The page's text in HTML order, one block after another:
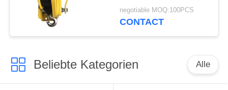
der dauerhafte
Schiffswinde-Bremse
negotiable MOQ:100PCS
CONTACT
Beliebte Kategorien Alle